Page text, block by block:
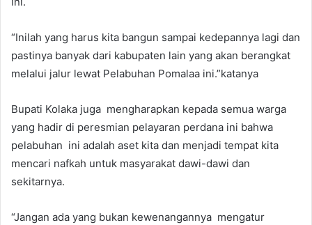
“Inilah yang harus kita bangun sampai kedepannya lagi dan
pastinya banyak dari kabupaten lain yang akan berangkat
melalui jalur lewat Pelabuhan Pomalaa ini.”katanya
Bupati Kolaka juga mengharapkan kepada semua warga
yang hadir di peresmian pelayaran perdana ini bahwa
pelabuhan ini adalah aset kita dan menjadi tempat kita
mencari nafkah untuk masyarakat dawi-dawi dan
sekitarnya.
“Jangan ada yang bukan kewenangannya mengatur